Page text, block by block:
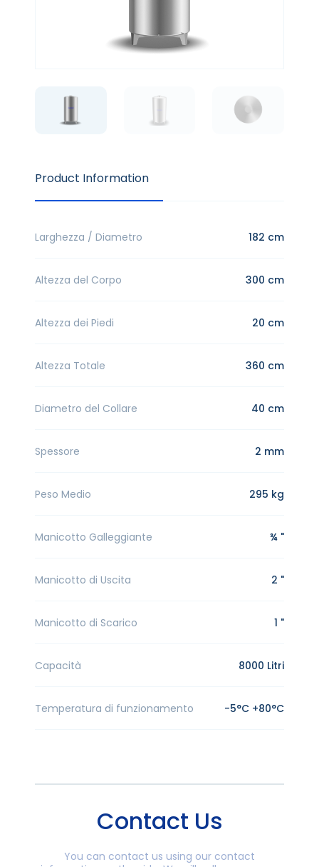
Product Information
Larghezza / Diametro 182 cm
Altezza del Corpo 300 cm
Altezza dei Piedi 20 cm
Altezza Totale 360 cm
Diametro del Collare 40 cm
Spessore 2 mm
Peso Medio 295 kg
Manicotto Galleggiante ¾ "
Manicotto di Uscita 2 "
Manicotto di Scarico 1 "
Capacità 8000 Litri
Temperatura di funzionamento -5°C +80°C
Contact Us
You can contact us using our contact